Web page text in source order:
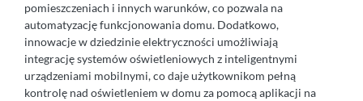
pomieszczeniach i innych warunków, co pozwala na
automatyzację funkcjonowania domu. Dodatkowo,
innowacje w dziedzinie elektryczności umożliwiają
integrację systemów oświetleniowych z inteligentnymi
urządzeniami mobilnymi, co daje użytkownikom pełną
kontrolę nad oświetleniem w domu za pomocą aplikacji na